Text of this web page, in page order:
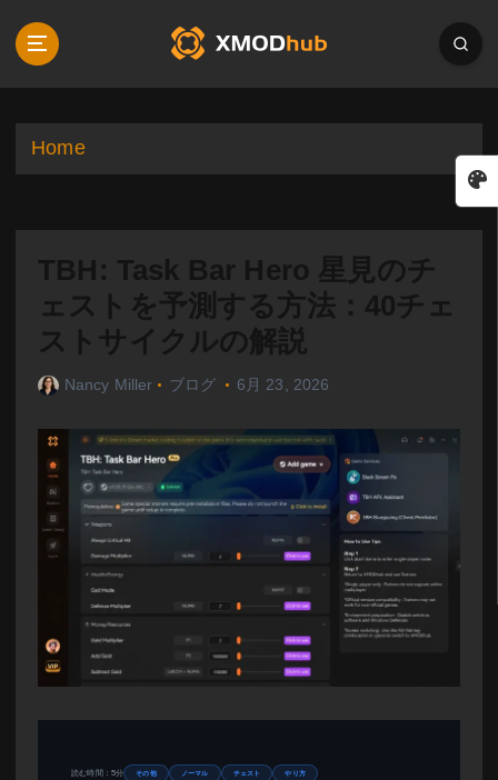
p
Home
TBH: Task Bar Hero 星見のチ
ェストを予測する方法：40チェ
ストサイクルの解説
Nancy Miller ブログ 6月 23, 2026
読む時間：5分 その他 ノーマル チェスト やり方